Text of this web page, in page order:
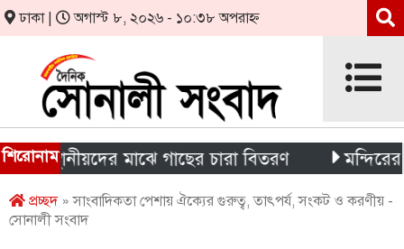
ঢাকা | অগাস্ট ৮, ২০২৬ - ১০:৩৮ অপরাহ্ন
শিরোনাম মাঝে গাছের চারা বিতরণ মন্দিরের নিজস্ব
প্রচ্ছদ» সাংবাদিকতা পেশায় ঐক্যের গুরুত্ব, তাৎপর্য, সংকট ও করণীয় -
সোনালী সংবাদ